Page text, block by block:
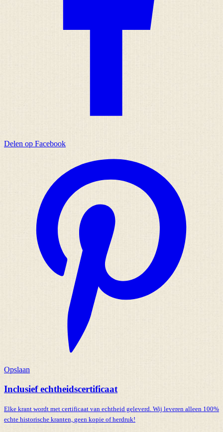
Delen op Facebook
Opslaan
Inclusief echtheidscertificaat
Elke krant wordt met certificaat van echtheid geleverd. Wij leveren alleen 100%
echte historische kranten, geen kopie of herdruk!